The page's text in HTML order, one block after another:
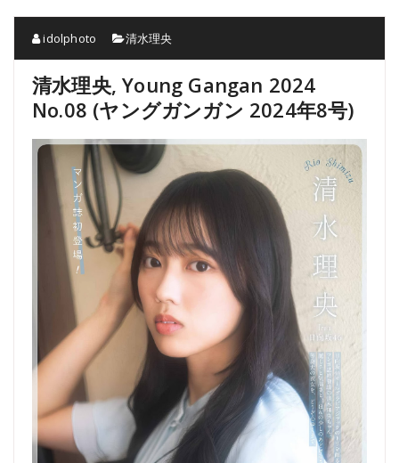
idolphoto 清水理央
清水理央, Young Gangan 2024
No.08 (ヤングガンガン 2024年8号)